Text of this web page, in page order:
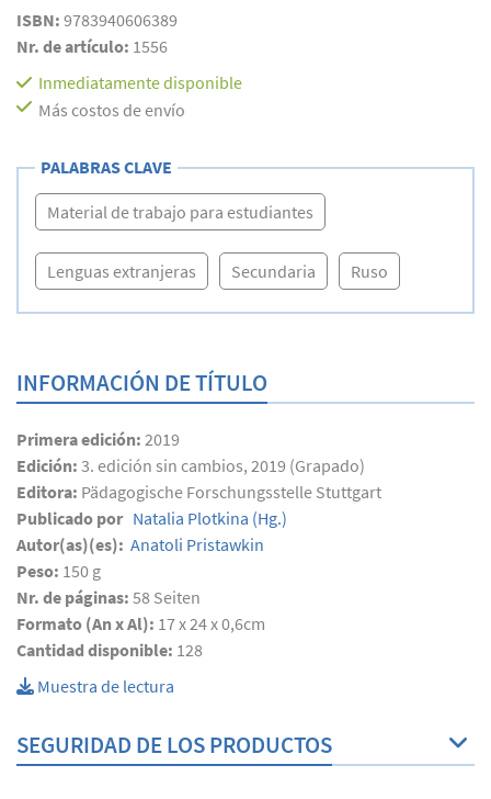
ISBN: 9783940606389
Nr. de artículo: 1556
Inmediatamente disponible
Más costos de envío
PALABRAS CLAVE
Material de trabajo para estudiantes
Lenguas extranjeras Secundaria Ruso
INFORMACIÓN DE TÍTULO
Primera edición: 2019
Edición: 3. edición sin cambios, 2019 (Grapado)
Editora: Pädagogische Forschungsstelle Stuttgart
Publicado por Natalia Plotkina (Hg.)
Autor(as)(es): Anatoli Pristawkin
Peso: 150 g
Nr. de páginas: 58 Seiten
Formato (An x Al): 17 x 24 x 0,6cm
Cantidad disponible: 128
Muestra de lectura
SEGURIDAD DE LOS PRODUCTOS